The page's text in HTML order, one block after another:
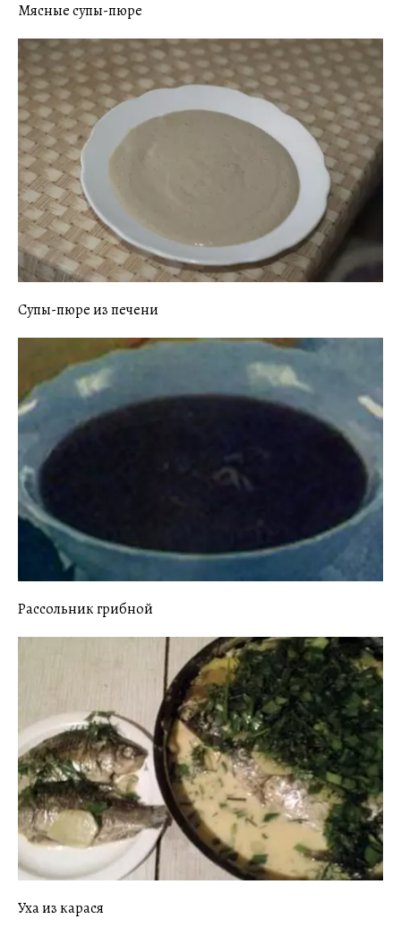
Мясные супы-пюре
Супы-пюре из печени
Рассольник грибной
Уха из карася